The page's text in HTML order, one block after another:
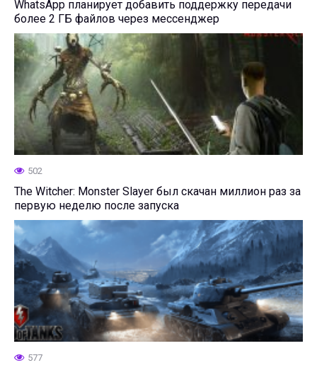
WhatsApp планирует добавить поддержку передачи
более 2 ГБ файлов через мессенджер
502
The Witcher: Monster Slayer был скачан миллион раз за
первую неделю после запуска
577